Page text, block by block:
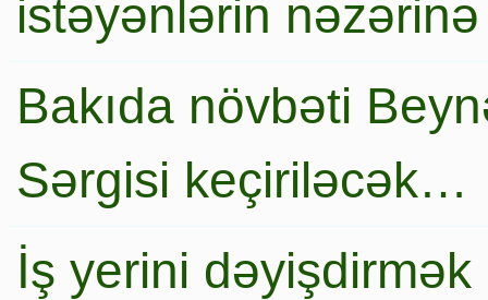
istəyənlərin nəzərinə
Bakıda növbəti
Sərgisi keçiriləcək…
İş yerini